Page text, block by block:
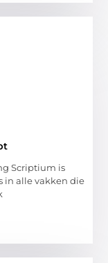
Scriptium is
in alle vakken die